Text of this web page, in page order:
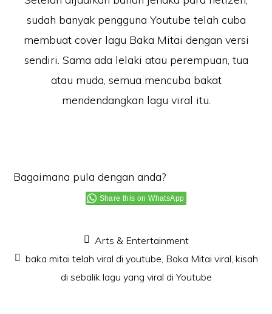
sudah banyak pengguna Youtube telah cuba
membuat cover lagu Baka Mitai dengan versi
sendiri. Sama ada lelaki atau perempuan, tua
atau muda, semua mencuba bakat
mendendangkan lagu viral itu.
Bagaimana pula dengan anda?
Share this on WhatsApp
Arts & Entertainment
baka mitai telah viral di youtube, Baka Mitai viral, kisah
di sebalik lagu yang viral di Youtube